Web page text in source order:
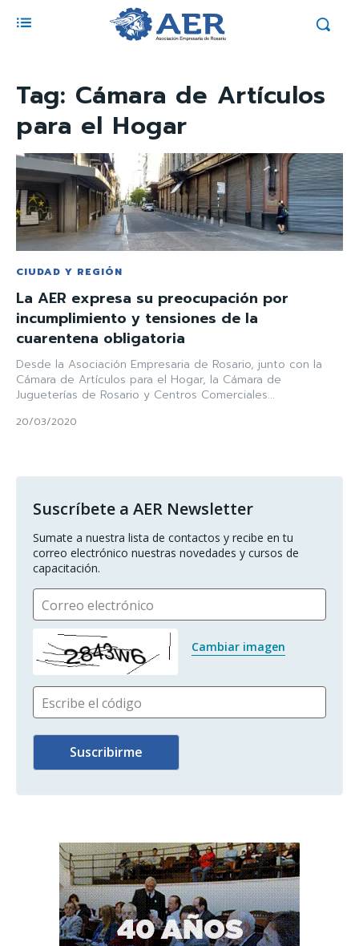
Tag: Cámara de Artículos
para el Hogar
CIUDAD Y REGIÓN
La AER expresa su preocupación por
incumplimiento y tensiones de la
cuarentena obligatoria
Desde la Asociación Empresaria de Rosario, junto con la
Cámara de Artículos para el Hogar, la Cámara de
Jugueterías de Rosario y Centros Comerciales...
20/03/2020
Suscríbete a AER Newsletter
Sumate a nuestra lista de contactos y recibe en tu
correo electrónico nuestras novedades y cursos de
capacitación.
Correo electrónico
Cambiar imagen
Escribe el código